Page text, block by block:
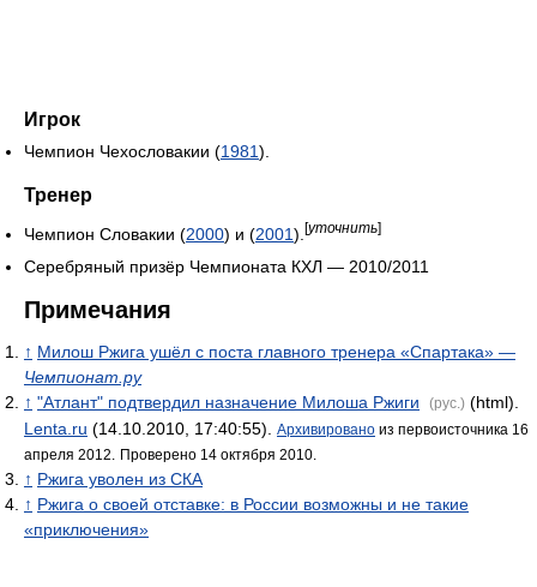
Игрок
Чемпион Чехословакии (1981).
Тренер
Чемпион Словакии (2000) и (2001). [уточнить]
Серебряный призёр Чемпионата КХЛ — 2010/2011
Примечания
↑ Милош Ржига ушёл с поста главного тренера «Спартака» —
Чемпионат.ру
↑ "Атлант" подтвердил назначение Милоша Ржиги (рус.) (html).
Lenta.ru (14.10.2010, 17:40:55). Архивировано из первоисточника 16
апреля 2012.
Проверено 14 октября 2010.
↑ Ржига уволен из СКА
↑ Ржига о своей отставке: в России возможны и не такие
«приключения»